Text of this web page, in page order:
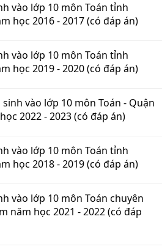
vào lớp 10 môn Toán tỉnh
học 2016 - 2017 (có đáp án)
vào lớp 10 môn Toán tỉnh
học 2019 - 2020 (có đáp án)
vào lớp 10 môn Toán - Quận
2022 - 2023 (có đáp án)
vào lớp 10 môn Toán tỉnh
học 2018 - 2019 (có đáp án)
vào lớp 10 môn Toán chuyên
năm học 2021 - 2022 (có đáp